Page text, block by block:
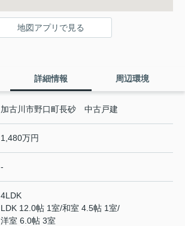
地図アプリで見る
詳細情報 周辺環境
加古川市野口町長砂 中古戸建
1,480万円
-
4LDK
LDK 12.0帖 1室/和室 4.5帖 1室/
洋室 6.0帖 3室